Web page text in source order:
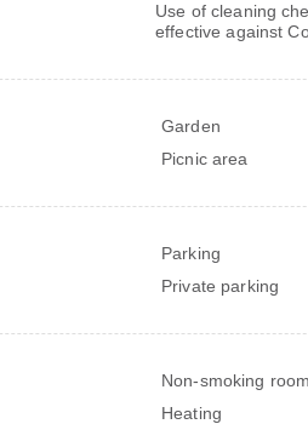
Use of cleaning
effective against
Garden
Picnic area
Parking
Private parking
Non-smoking
Heating